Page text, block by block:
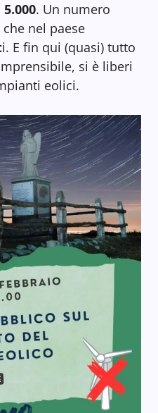
. Un numero
nel paese
i. E fin qui (quasi) tutto
si è liberi
eolici.